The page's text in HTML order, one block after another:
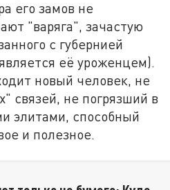
его замов не
"варяга", зачастую
с губернией
её уроженцем).
новый человек, не
связей, не погрязший в
элитами, способный
и полезное.